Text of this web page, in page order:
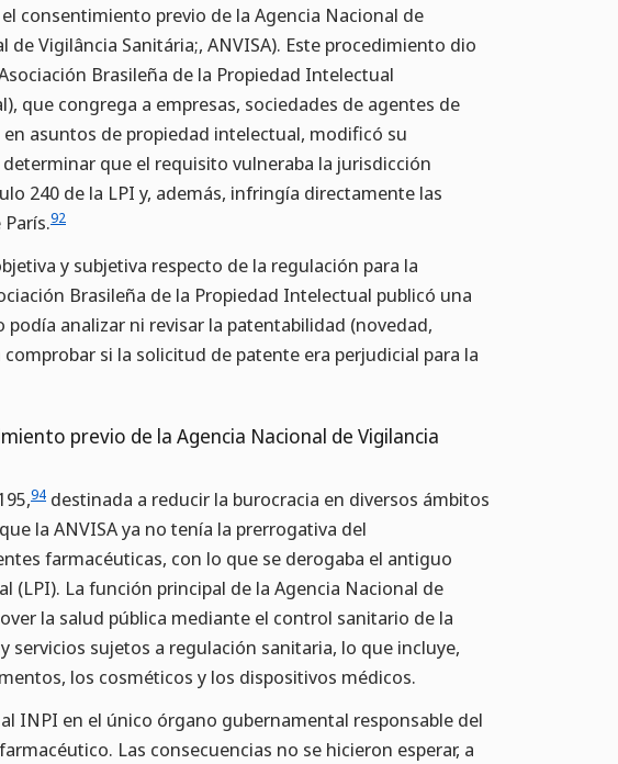
consentimiento previo de la Agencia Nacional de
Vigilância Sanitária;, ANVISA). Este procedimiento dio
Brasileña de la Propiedad Intelectual
que congrega a empresas, sociedades de agentes de
asuntos de propiedad intelectual, modificó su
determinar que el requisito vulneraba la jurisdicción
240 de la LPI y, además, infringía directamente las
92
y subjetiva respecto de la regulación para la
Brasileña de la Propiedad Intelectual publicó una
analizar ni revisar la patentabilidad (novedad,
si la solicitud de patente era perjudicial para la
previo de la Agencia Nacional de Vigilancia
94 destinada a reducir la burocracia en diversos ámbitos
la ANVISA ya no tenía la prerrogativa del
farmacéuticas, con lo que se derogaba el antiguo
(LPI). La función principal de la Agencia Nacional de
la salud pública mediante el control sanitario de la
sujetos a regulación sanitaria, lo que incluye,
los cosméticos y los dispositivos médicos.
INPI en el único órgano gubernamental responsable del
Las consecuencias no se hicieron esperar, a